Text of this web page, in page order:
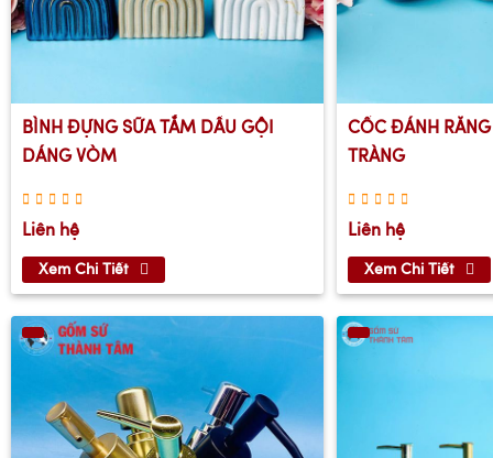
BÌNH ĐỰNG SỮA TẮM DẦU GỘI
DÁNG VÒM
Liên hệ
Xem Chi Tiết
CỐC ĐÁNH
TRÀNG
Liên hệ
Xem Chi Tiết